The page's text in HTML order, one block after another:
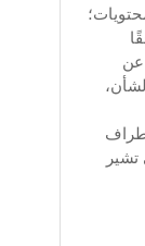
عن